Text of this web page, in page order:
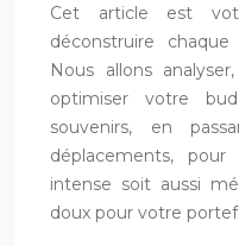
Cet article est
déconstruire
Nous allons
optimiser votre
souvenirs, en
déplacements,
intense soit aussi
doux pour votre